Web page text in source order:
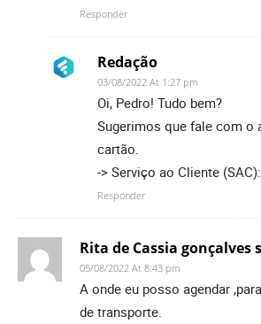
Responder
Redação
03/08/2022 At 1:27 pm
Oi, Pedro! Tudo bem?
Sugerimos que fale com o
cartão.
-> Serviço ao Cliente
Responder
Rita de Cassia gonçalves
05/08/2022 At 8:43 pm
A onde eu posso agendar
de transporte.